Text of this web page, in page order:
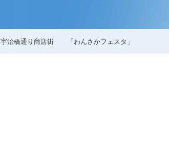
宇治橋通り商店街 「わんさかフェスタ」